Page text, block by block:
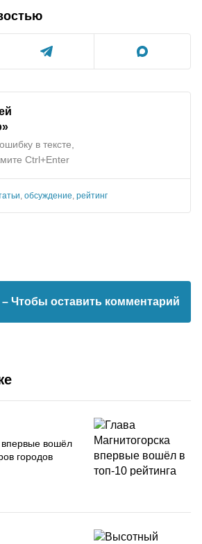
в тексте,
Ctrl+Enter
обсуждение рейтинг
– Чтобы оставить комментарий
впервые вошёл
городов